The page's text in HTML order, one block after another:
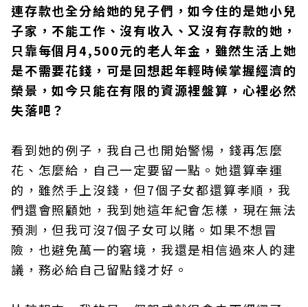
連存款也全分給她的兒子們，如今住的是她小兒
子家，不能工作、沒有收入、又沒有存款的她，
只靠每個月4,500元的老人年金，雖然生活上她
是不需要花錢，可是回想起年輕時候掌握經濟的
榮景，如今只能在有限的資源裡盤算，心裡必然
失落吧？
看到她的例子，我自己也開始警惕，錢再怎麼
花、怎麼給，自己一定要留一點。她還算幸運
的，雖然手上沒錢，但7個子女都還算孝順，我
們還會照顧她，我到她這年紀會怎樣，現在無法
預測，但我可沒7個子女可以賭。如果不想冒
險，也避免萬一的窘境，我還是相信過來人的建
議，務必給自己留點錢才好。